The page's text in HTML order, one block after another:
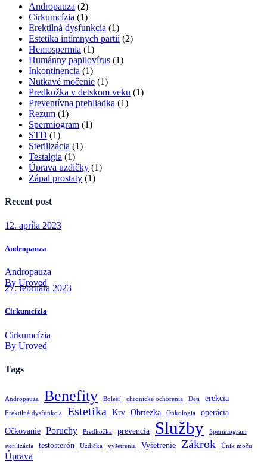
Andropauza (2)
Cirkumcízia (1)
Erektilná dysfunkcia (1)
Estetika intímnych partií(2)
Hemospermia (1)
Humánny papilovírus (1)
Inkontinencia (1)
Nutkavé močenie (1)
Predkožka v detskom veku (1)
Preventívna prehliadka (1)
Rezum (1)
Spermiogram (1)
STD (1)
Sterilizácia (1)
Testalgia (1)
Úprava uzdičky (1)
Zápal prostaty (1)
Recent post
12. apríla 2023
Andropauza
Andropauza
By Uroved
27. februára 2023
Cirkumcízia
Cirkumcízia
By Uroved
Tags
Andropauza Benefity Bolesť chronické ochorenia Deti erekcia
Erektilná dysfunkcia Estetika Krv Obriezka Onkologia operácia
Očkovanie Poruchy Predkožka prevencia Služby Spermiogram
sterilizácia testosterón Uzdička vyšetrenia Vyšetrenie Zákrok Únik moču
Úprava